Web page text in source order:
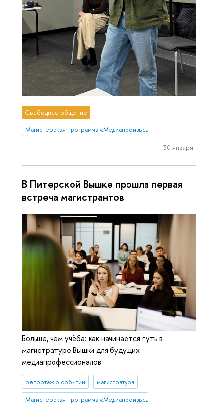
Свободное общение
Магистерская программа «Медиапроизводство и медиааналитика»
30 января
В Питерской Вышке прошла первая
встреча магистрантов
Больше, чем учёба: как начинается путь в
магистратуре Вышки для будущих
медиапрофессионалов
репортаж о событии магистратура
Магистерская программа «Медиапроизводство и медиааналитика»